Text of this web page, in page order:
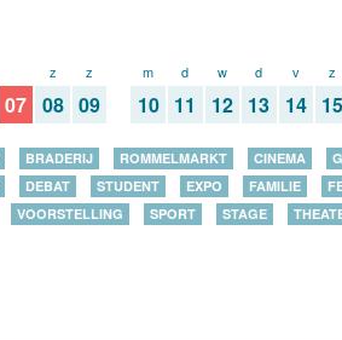
07
z
08
z
09
m
10
d
11
w
12
d
13
v
14
z
15
BRADERIJ ROMMELMARKT CINEMA
DEBAT STUDENT EXPO FAMILIE
VOORSTELLING SPORT STAGE